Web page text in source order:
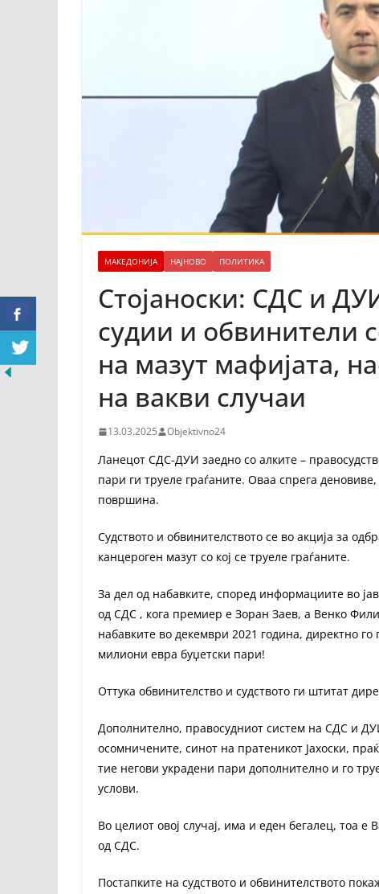
МАКЕДОНИЈА НАЈНОВО ПОЛИТИКА
Стојаноски: СДС и
судии и обвинители
на мазут мафијата,
на вакви случаи
13.03.2025 Objektivno24
Ланецот СДС-ДУИ заедно со алките –
пари ги труеле граѓаните. Оваа спрега
површина.
Судството и обвинителството се во акција за
канцероген мазут со кој се труеле граѓаните.
За дел од набавките, според информациите во
од СДС , кога премиер е Зоран Заев, а Венко
набавките во декември 2021 година, директно
милиони евра буџетски пари!
Оттука обвинителство и судството ги штитат
Дополнително, правосудниот систем на СДС и
осомничените, синот на пратеникот Јахоски,
тие негови украдени пари дополнително и го
услови.
Во целиот овој случај, има и еден бегалец, тоа
од СДС.
Постапките на судството и обвинителството